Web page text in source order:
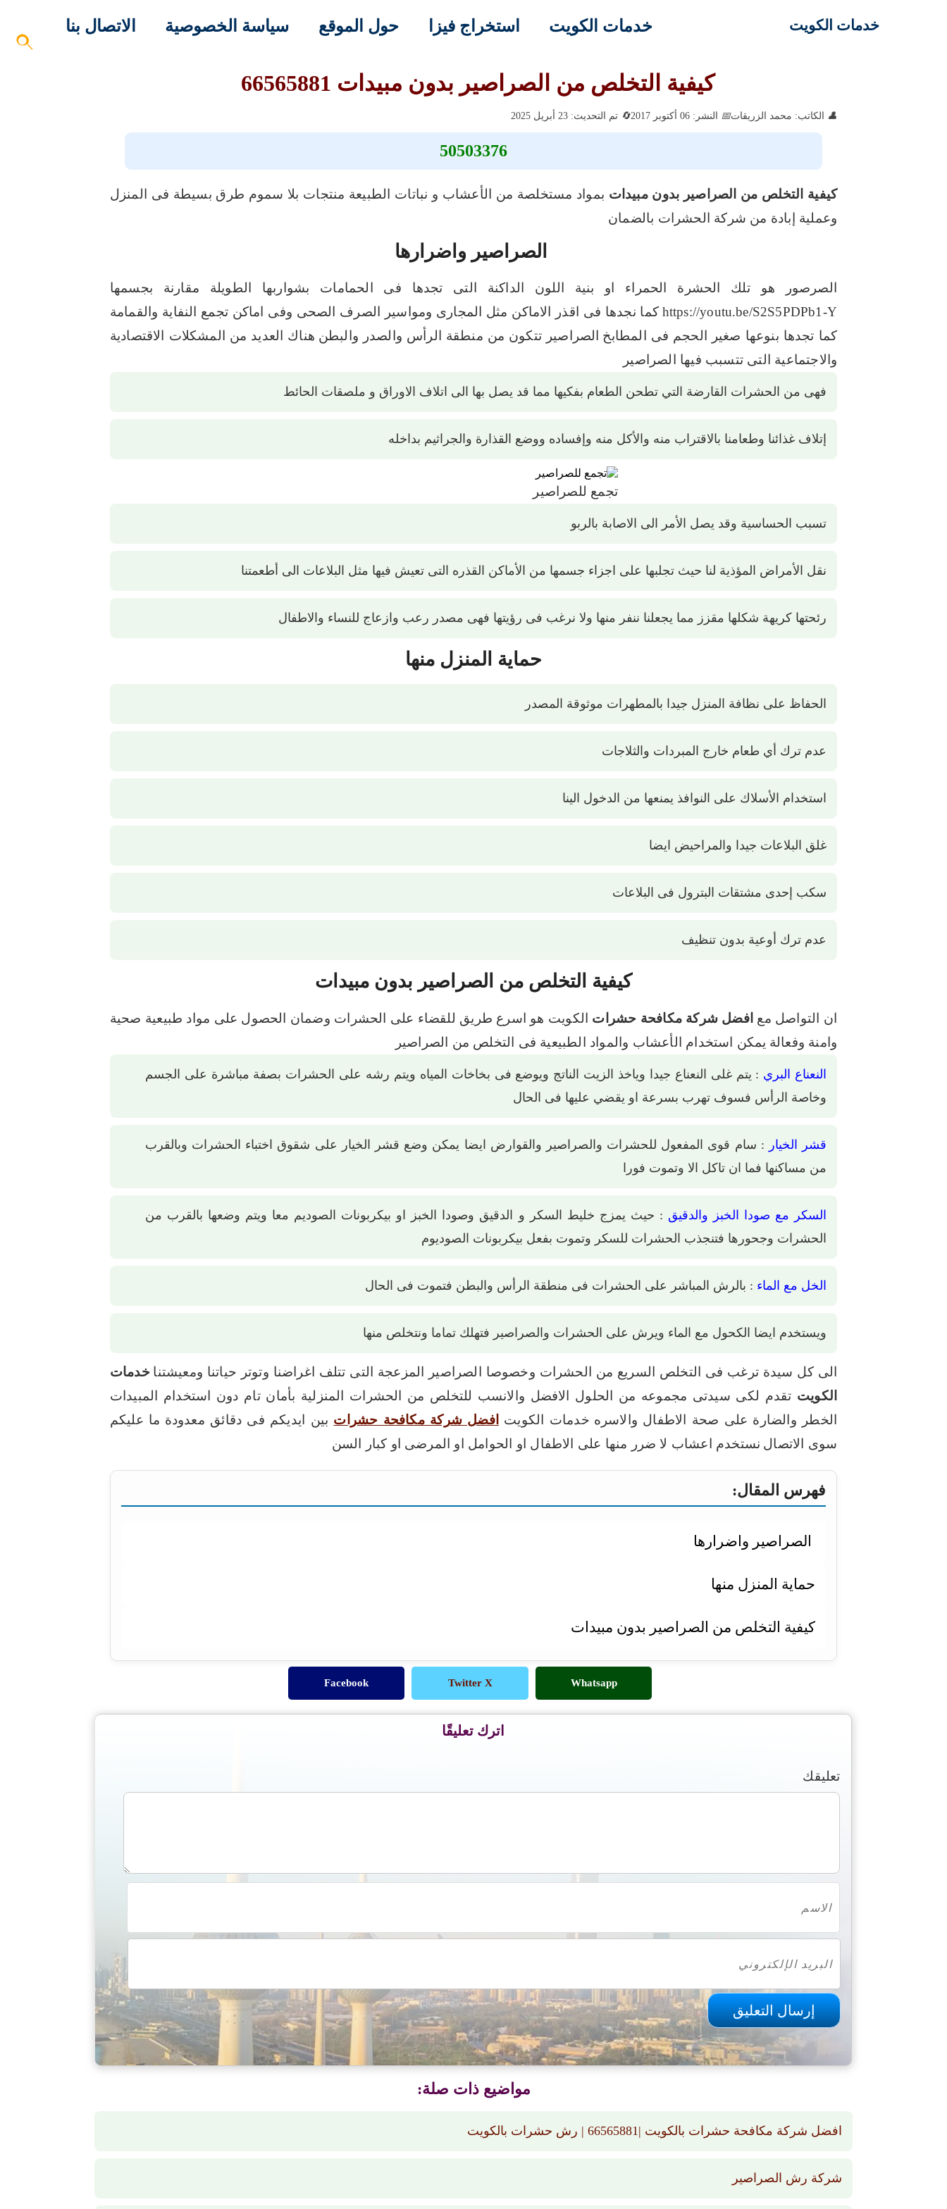
خدمات الكويت خدمات الكويت استخراج فيزا حول الموقع سياسة الخصوصية الاتصال بنا
كيفية التخلص من الصراصير بدون مبيدات 66565881
الكاتب: محمد الزريقات النشر: 06 أكتوبر 2017 تم التحديث: 23 أبريل 2025
50503376
كيفية التخلص من الصراصير بدون مبيدات بمواد مستخلصة من الأعشاب و نباتات الطبيعة منتجات بلا سموم طرق بسيطة فى المنزل
وعملية إبادة من شركة الحشرات بالضمان
الصراصير واضرارها
الصرصور هو تلك الحشرة الحمراء او بنية اللون الداكنة التى تجدها فى الحمامات بشواربها الطويلة مقارنة بجسمها
https://youtu.be/S2S5PDPb1-Y كما نجدها فى اقذر الاماكن مثل المجارى ومواسير الصرف الصحى وفى اماكن تجمع النفاية والقمامة
كما تجدها بنوعها صغير الحجم فى المطابخ
الصراصير تتكون من منطقة الرأس والصدر والبطن هناك العديد من المشكلات الاقتصادية
والاجتماعية التى تتسبب فيها الصراصير
فهى من الحشرات القارضة التي تطحن الطعام بفكيها مما قد يصل بها الى اتلاف الاوراق و ملصقات الحائط
إتلاف غذائنا وطعامنا بالاقتراب منه والأكل منه وإفساده ووضع القذارة والجراثيم بداخله
تجمع للصراصير
تسبب الحساسية وقد يصل الأمر الى الاصابة بالربو
نقل الأمراض المؤذية لنا حيث تجلبها على اجزاء جسمها من الأماكن القذره التى تعيش فيها مثل البلاعات الى أطعمتنا
رئحتها كريهة شكلها مقزز مما يجعلنا ننفر منها ولا نرغب فى رؤيتها فهى مصدر رعب وازعاج للنساء والاطفال
حماية المنزل منها
الحفاظ على نظافة المنزل جيدا بالمطهرات موثوقة المصدر
عدم ترك أي طعام خارج المبردات والثلاجات
استخدام الأسلاك على النوافذ يمنعها من الدخول الينا
غلق البلاعات جيدا والمراحيض ايضا
سكب إحدى مشتقات البترول فى البلاعات
عدم ترك أوعية بدون تنظيف
كيفية التخلص من الصراصير بدون مبيدات
ان التواصل مع افضل شركة مكافحة حشرات الكويت هو اسرع طريق للقضاء على الحشرات وضمان الحصول على مواد طبيعية صحية
وامنة وفعالة يمكن استخدام الأعشاب والمواد الطبيعية فى التخلص من الصراصير
النعناع البري : يتم غلى النعناع جيدا وياخذ الزيت الناتج ويوضع فى بخاخات المياه ويتم رشه على الحشرات بصفة مباشرة على الجسم
وخاصة الرأس فسوف تهرب بسرعة او يقضي عليها فى الحال
قشر الخيار : سام قوى المفعول للحشرات والصراصير والقوارض ايضا يمكن وضع قشر الخيار على شقوق اختباء الحشرات وبالقرب
من مساكنها فما ان تاكل الا وتموت فورا
السكر مع صودا الخبز والدقيق : حيث يمزج خليط السكر و الدقيق وصودا الخبز او بيكربونات الصوديم معا ويتم وضعها بالقرب من
الحشرات وجحورها فتنجذب الحشرات للسكر وتموت بفعل بيكربونات الصوديوم
الخل مع الماء : بالرش المباشر على الحشرات فى منطقة الرأس والبطن فتموت فى الحال
ويستخدم ايضا الكحول مع الماء ويرش على الحشرات والصراصير فتهلك تماما ونتخلص منها
الى كل سيدة ترغب فى التخلص السريع من الحشرات وخصوصا الصراصير المزعجة التى تتلف اغراضنا وتوتر حياتنا ومعيشتنا خدمات
الكويت تقدم لكى سيدتى مجموعه من الحلول الافضل والانسب للتخلص من الحشرات المنزلية بأمان تام دون استخدام المبيدات
الخطر والضارة على صحة الاطفال والاسره خدمات الكويت افضل شركة مكافحة حشرات بين ايديكم فى دقائق معدودة ما عليكم
سوى الاتصال نستخدم اعشاب لا ضرر منها على الاطفال او الحوامل او المرضى او كبار السن
فهرس المقال:
الصراصير واضرارها
حماية المنزل منها
كيفية التخلص من الصراصير بدون مبيدات
Whatsapp
Twitter X
Facebook
اترك تعليقًا
تعليقك
مواضيع ذات صلة:
افضل شركة مكافحة حشرات بالكويت |66565881 | رش حشرات بالكويت
شركة رش الصراصير